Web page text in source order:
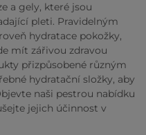
a gely, které jsou
pleti. Pravidelným
hydratace pokožky,
mít zářivou zdravou
přizpůsobené různým
hydratační složky, aby
naši pestrou nabídku
jejich účinnost v